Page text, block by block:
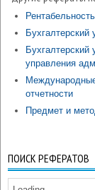
Бухгалтерский
управления
отчетности
Предмет и
ПОИСК РЕФЕРАТОВ